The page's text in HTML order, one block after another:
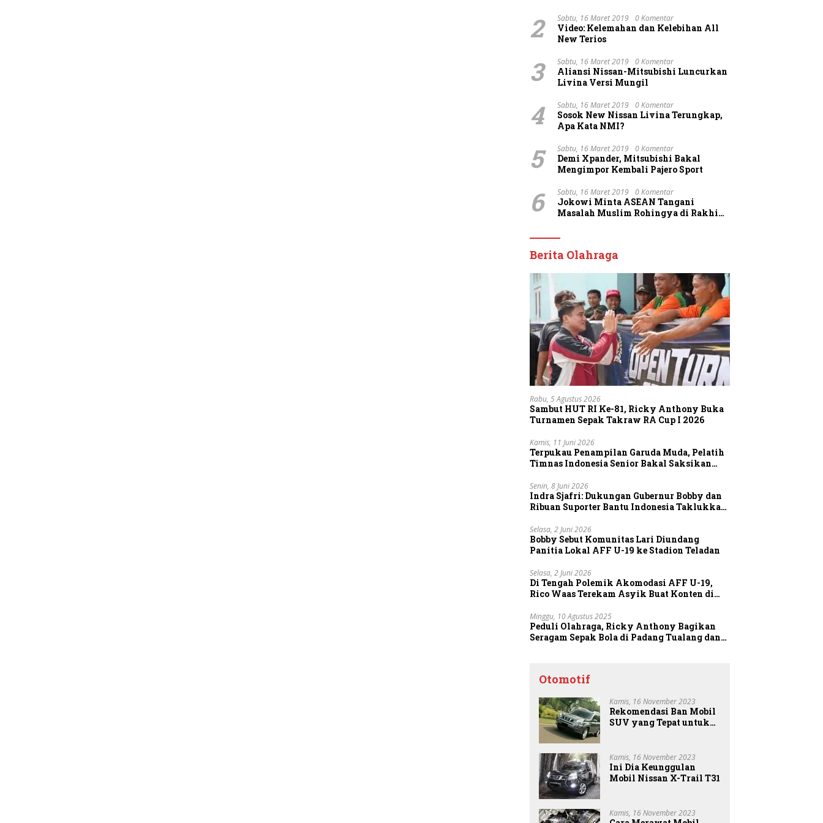
2 Sabtu, 16 Maret 2019 0 Komentar
Video: Kelemahan dan Kelebihan All
New Terios
3 Sabtu, 16 Maret 2019 0 Komentar
Aliansi Nissan-Mitsubishi Luncurkan
Livina Versi Mungil
4 Sabtu, 16 Maret 2019 0 Komentar
Sosok New Nissan Livina Terungkap,
Apa Kata NMI?
5 Sabtu, 16 Maret 2019 0 Komentar
Demi Xpander, Mitsubishi Bakal
Mengimpor Kembali Pajero Sport
6 Sabtu, 16 Maret 2019 0 Komentar
Jokowi Minta ASEAN Tangani
Masalah Muslim Rohingya di Rakhine
Berita Olahraga
Rabu, 5 Agustus 2026
Sambut HUT RI Ke-81, Ricky Anthony Buka
Turnamen Sepak Takraw RA Cup I 2026
Kamis, 11 Juni 2026
Terpukau Penampilan Garuda Muda, Pelatih
Timnas Indonesia Senior Bakal Saksikan
Senin, 8 Juni 2026
Indra Sjafri: Dukungan Gubernur Bobby dan
Ribuan Suporter Bantu Indonesia Taklukkan
Selasa, 2 Juni 2026
Bobby Sebut Komunitas Lari Diundang
Panitia Lokal AFF U-19 ke Stadion Teladan
Selasa, 2 Juni 2026
Di Tengah Polemik Akomodasi AFF U-19,
Rico Waas Terekam Asyik Buat Konten di
Minggu, 10 Agustus 2025
Peduli Olahraga, Ricky Anthony Bagikan
Seragam Sepak Bola di Padang Tualang dan
Otomotif
Kamis, 16 November 2023
Rekomendasi Ban Mobil
SUV yang Tepat untuk
Kamis, 16 November 2023
Ini Dia Keunggulan
Mobil Nissan X-Trail T31
Kamis, 16 November 2023